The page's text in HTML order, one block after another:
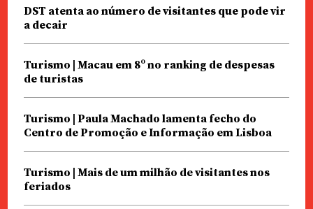
DST atenta ao número de visitantes que pode vir
a decair
Turismo | Macau em 8º no ranking de despesas
de turistas
Turismo | Paula Machado lamenta fecho do
Centro de Promoção e Informação em Lisboa
Turismo | Mais de um milhão de visitantes nos
feriados